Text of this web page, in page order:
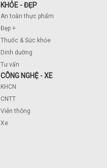
KHỎE - ĐẸP
An toàn thực phẩm
Đẹp +
Thuốc & Sức khỏe
Dinh dưỡng
Tư vấn
CÔNG NGHỆ - XE
KHCN
CNTT
Viễn thông
Xe